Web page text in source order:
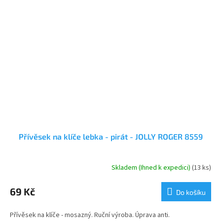
Přívěsek na klíče lebka - pirát - JOLLY ROGER 8559
Skladem (Ihned k expedici) (13 ks)
69 Kč Do košíku
Přívěsek na klíče - mosazný. Ruční výroba. Úprava anti.